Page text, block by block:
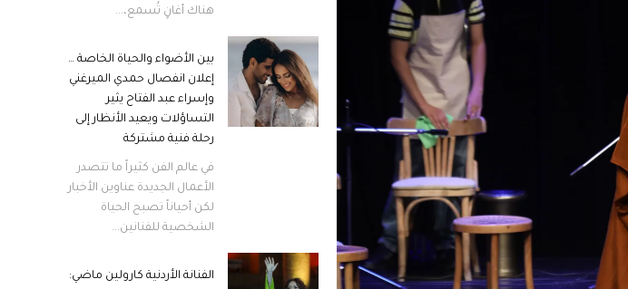
هناك أغانٍ تُسمع،...
بين الأضواء والحياة الخاصة …
إعلان انفصال حمدي الميرغني
وإسراء عبد الفتاح يثير
التساؤلات ويعيد الأنظار إلى
رحلة فنية مشتركة
في عالم الفن كثيراً ما تتصدر
الأعمال الجديدة عناوين الأخبار
لكن أحياناً تصبح الحياة
الشخصية للفنانين...
الفنانة الأردنية كارولين ماضي: